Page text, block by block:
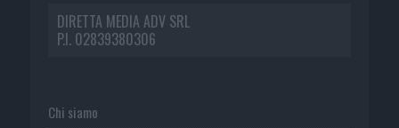
DIRETTA MEDIA ADV SRL
P.I. 02839380306
Chi siamo